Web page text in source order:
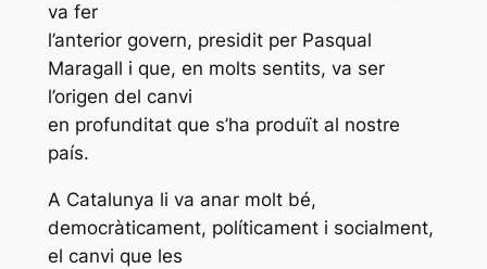
va fer
l’anterior govern, presidit per Pasqual
Maragall i que, en molts sentits, va ser
l’origen del canvi
en profunditat que s’ha produït al nostre
país.
A Catalunya li va anar molt bé,
democràticament, políticament i socialment,
el canvi que les